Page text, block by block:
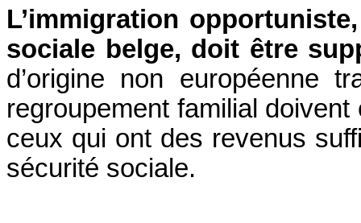
L’immigration
sociale belge, doit être
d’origine non européenne
regroupement familial
ceux qui ont des revenus
sécurité sociale.